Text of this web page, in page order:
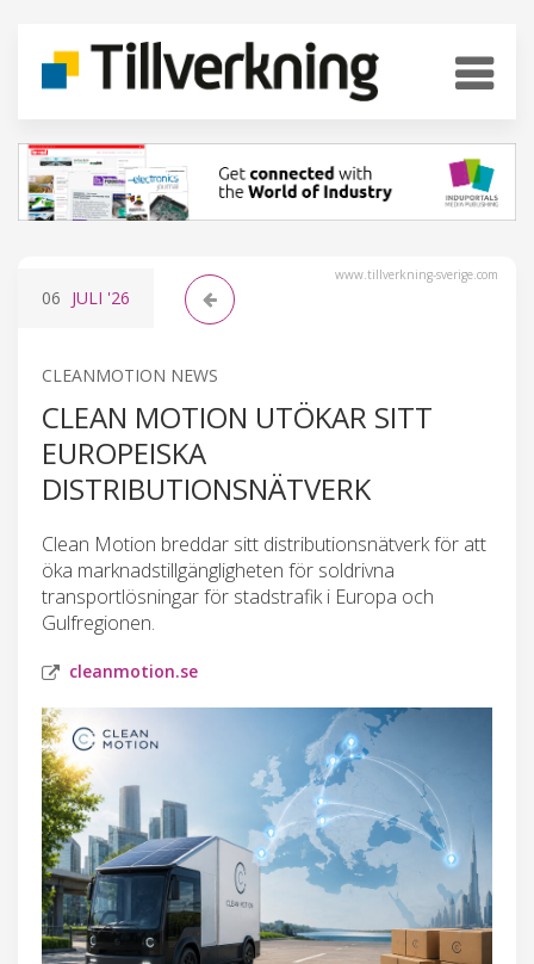
www.tillverkning-sverige.com
06 JULI '26
CLEANMOTION NEWS
CLEAN MOTION UTÖKAR SITT
EUROPEISKA
DISTRIBUTIONSNÄTVERK
Clean Motion breddar sitt distributionsnätverk för att
öka marknadstillgängligheten för soldrivna
transportlösningar för stadstrafik i Europa och
Gulfregionen.
cleanmotion.se